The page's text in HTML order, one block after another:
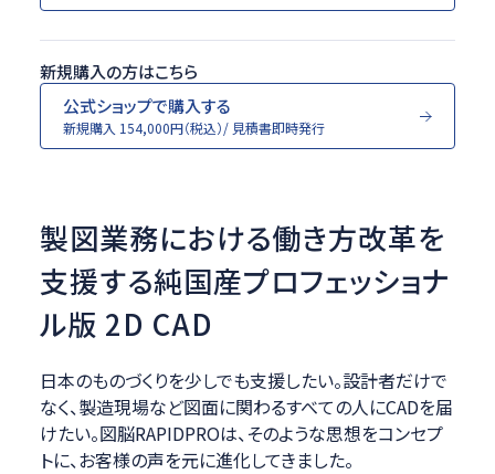
新規購入の方はこちら
公式ショップで購入する
新規購入 154,000円（税込）/ 見積書即時発行
製図業務における働き方改革を
支援する純国産プロフェッショナ
ル版 2D CAD
日本のものづくりを少しでも支援したい。設計者だけで
なく、製造現場など図面に関わるすべての人にCADを届
けたい。図脳RAPIDPROは、そのような思想をコンセプ
トに、お客様の声を元に進化してきました。